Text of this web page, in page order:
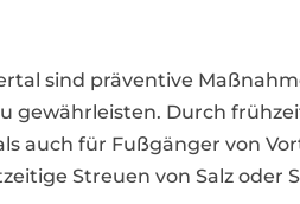
sind präventive
gewährleisten. Durch
auch für Fußgänger von
Streuen von Salz oder